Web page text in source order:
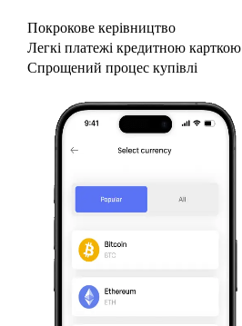
Покрокове керівництво
Легкі платежі кредитною карткою
Спрощений процес купівлі